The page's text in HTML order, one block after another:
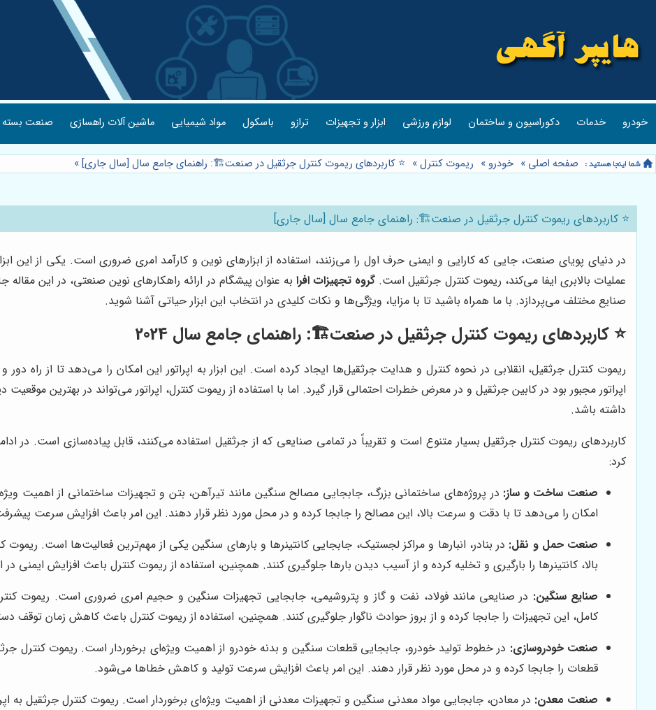
خودرو خدمات دکوراسیون و ساختمان لوازم ورزشی ابزار و تجهیزات ترازو باسکول مواد شیمیایی ماشین آلات راهسازی صنعت بسته
صفحه اصلی » خودرو » ریموت کنترل» ⭐️ کاربردهای ریموت کنترل جرثقیل در صنعت🏗️: راهنمای جامع سال [سال جاری]»
⭐️ کاربردهای ریموت کنترل جرثقیل در صنعت🏗️: راهنمای جامع سال [سال جاری]
در دنیای پویای صنعت، جایی که کارایی و ایمنی حرف اول را می‌زنند، استفاده از ابزارهای نوین و کارآمد امری ضروری است. یکی از این
عملیات بالابری ایفا می‌کند، ریموت کنترل جرثقیل است. گروه تجهیزات افرابه عنوان پیشگام در ارائه راهکارهای نوین صنعتی، در این
صنایع مختلف می‌پردازد. با ما همراه باشید تا با مزایا، ویژگی‌ها و نکات کلیدی در انتخاب این ابزار حیاتی آشنا شوید.
⭐️ کاربردهای ریموت کنترل جرثقیل در صنعت🏗️: راهنمای جامع سال 2024
ریموت کنترل جرثقیل، انقلابی در نحوه کنترل و هدایت جرثقیل‌ها ایجاد کرده است. این ابزار به اپراتور این امکان را می‌دهد تا از راه دور
اپراتور مجبور بود در کابین جرثقیل و در معرض خطرات احتمالی قرار گیرد. اما با استفاده از ریموت کنترل، اپراتور می‌تواند در بهترین
داشته باشد.
کاربردهای ریموت کنترل جرثقیل بسیار متنوع است و تقریباً در تمامی صنایعی که از جرثقیل استفاده می‌کنند، قابل پیاده‌سازی است. در
کرد:
صنعت ساخت و ساز: در پروژه‌های ساختمانی بزرگ، جابجایی مصالح سنگین مانند تیرآهن، بتن و تجهیزات ساختمانی از اهمیت
امکان را می‌دهد تا با دقت و سرعت بالا، این مصالح را جابجا کرده و در محل مورد نظر قرار دهند. این امر باعث افزایش سرعت
صنعت حمل و نقل: در بنادر، انبارها و مراکز لجستیک، جابجایی کانتینرها و بارهای سنگین یکی از مهم‌ترین فعالیت‌ها است. ریموت
بالا، کانتینرها را بارگیری و تخلیه کرده و از آسیب دیدن بارها جلوگیری کنند. همچنین، استفاده از ریموت کنترل باعث افزایش
صنایع سنگین: در صنایعی مانند فولاد، نفت و گاز و پتروشیمی، جابجایی تجهیزات سنگین و حجیم امری ضروری است. ریموت
کامل، این تجهیزات را جابجا کرده و از بروز حوادث ناگوار جلوگیری کنند. همچنین، استفاده از ریموت کنترل باعث کاهش زمان توقف
صنعت خودروسازی: در خطوط تولید خودرو، جابجایی قطعات سنگین و بدنه خودرو از اهمیت ویژه‌ای برخوردار است. ریموت کنترل
قطعات را جابجا کرده و در محل مورد نظر قرار دهند. این امر باعث افزایش سرعت تولید و کاهش خطاها می‌شود.
صنعت معدن: در معادن، جابجایی مواد معدنی سنگین و تجهیزات معدنی از اهمیت ویژه‌ای برخوردار است. ریموت کنترل جرثقیل به